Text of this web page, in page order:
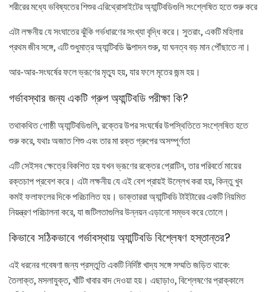
শরীরের মধ্যে ভবিষ্যতের শিশুর এরিথ্রোসাইটের অ্যান্টিবডিগুলি সংশ্লেষিত হতে শুরু করে
এটা লক্ষনীয় যে সংঘাতের ঝুঁকি গর্ভধারণের সংখ্যা বৃদ্ধি করে। সুতরাং, একটি মহিলার
প্রথম জীব সঙ্গে, এটি শুধুমাত্র অ্যান্টিবডি উত্পাদন শুরু, যা ঘনত্ব বড় মান পৌঁছাতে না।
আর-আর-সংঘর্ষের ফলে ভ্রূণের মৃত্যু হয়, যার ফলে মৃতের জন্ম হয়।
গর্ভাবস্থার জন্য একটি গ্রুপ অ্যান্টিবডি পরীক্ষা কি?
তথাকথিত গোষ্ঠী অ্যান্টিবডিগুলি, রক্তের উপর সংঘর্ষের উপস্থিতিতে সংশ্লেষিত হতে
শুরু করে, যথাঃ অজাত শিশু এবং তার মা রক্ত ​​গ্রুপের অসম্পূর্ণতা
এটি সেইসব ক্ষেত্রে বিকশিত হয় যখন ভ্রূণের রক্তের প্রোটিন, তার পরিবর্তে মায়ের
রক্তচাপ প্রবেশ করে। এটা লক্ষনীয় যে এই বেশ প্রায়ই উল্লেখ করা হয়, কিন্তু খুব
কমই ফলাফলের দিকে পরিচালিত হয়। ডাক্তাররা অ্যান্টিবডি টাইটারের একটি নিয়মিত
নিয়ন্ত্রণ পরিচালনা করে, যা জটিলতাগুলির উন্নয়ন এড়ানো সম্ভব করে তোলে।
কিভাবে সঠিকভাবে গর্ভাবস্থায় অ্যান্টিবডি বিশ্লেষণ হস্তান্তর?
এই ধরনের গবেষণা জন্য প্রস্তুতি একটি নির্দিষ্ট খাদ্য সঙ্গে সম্মতি জড়িত থাকে:
তৈলাক্ত, মসলাযুক্ত, খাঁটি খাবার বাদ দেওয়া হয়। এছাড়াও, বিশ্লেষণের প্রাক্কালে